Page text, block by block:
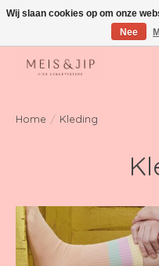
Gratis verzending in NL vanaf €150
Home / Kleding
Wij slaan cookies op om onze
Nee